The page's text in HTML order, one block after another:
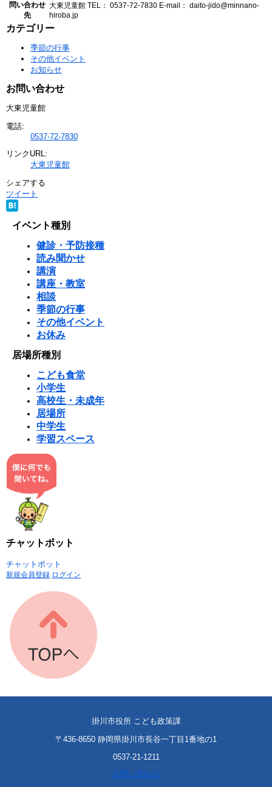
問い合わせ
先
大東児童館 TEL： 0537-72-7830 E-mail： daito-jido@minnano-
hiroba.jp
カテゴリー
季節の行事
その他イベント
お知らせ
お問い合わせ
大東児童館
電話:
0537-72-7830
リンクURL:
大東児童館
シェアする
ツイート
イベント種別
健診・予防接種
読み聞かせ
講演
講座・教室
相談
季節の行事
その他イベント
お休み
居場所種別
こども食堂
小学生
高校生・未成年
居場所
中学生
学習スペース
チャットボット
チャットボット
新規会員登録 ログイン
掛川市役所 こども政策課
〒436-8650 静岡県掛川市長谷一丁目1番地の1
0537-21-1211
お問い合わせ